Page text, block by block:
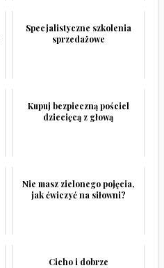
Specjalistyczne szkolenia
sprzedażowe
Kupuj bezpieczną pościel
dziecięcą z głową
Nie masz zielonego pojęcia,
jak ćwiczyć na siłowni?
Cicho i dobrze